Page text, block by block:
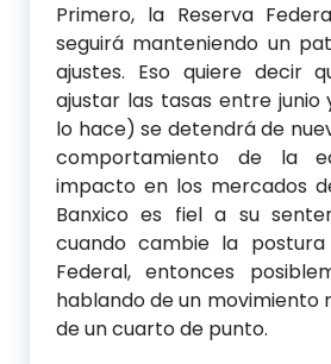
Primero, la Reserva
seguirá manteniendo un
ajustes. Eso quiere decir
ajustar las tasas entre junio
lo hace) se detendrá de
comportamiento de la
impacto en los mercados
Banxico es fiel a su
cuando cambie la
Federal, entonces
hablando de un movimiento
de un cuarto de punto.